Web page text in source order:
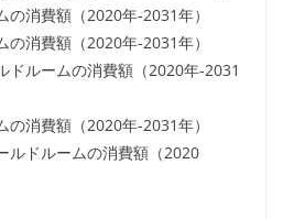
消費額（2020年-2031年）
消費額（2020年-2031年）
ドルームの消費額（2020年-2031
消費額（2020年-2031年）
ルドルームの消費額（2020